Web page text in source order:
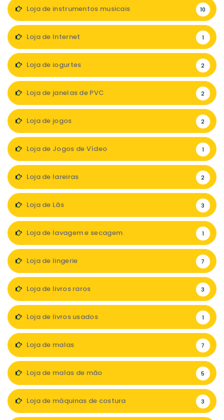
Loja de instrumentos musicais 10
Loja de Internet 1
Loja de iogurtes 2
Loja de janelas de PVC 2
Loja de jogos 2
Loja de Jogos de Vídeo 1
Loja de lareiras 2
Loja de Lãs 3
Loja de lavagem e secagem 1
Loja de lingerie 7
Loja de livros raros 3
Loja de livros usados 1
Loja de malas 7
Loja de malas de mão 5
Loja de máquinas de costura 3